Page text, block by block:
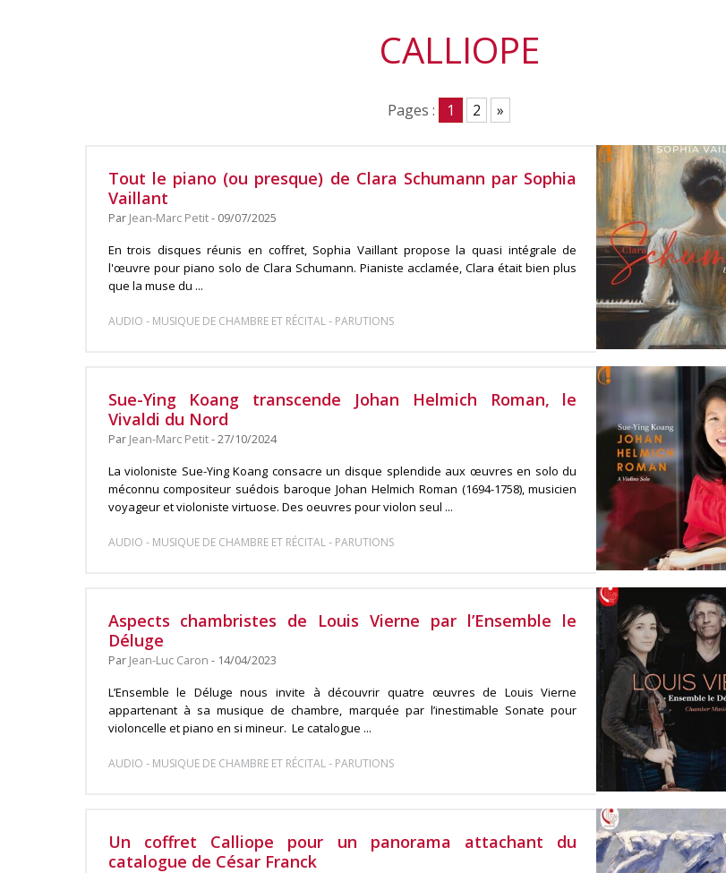
CALLIOPE
Pages : 1 2 »
Tout le piano (ou presque) de Clara Schumann par Sophia
Vaillant
Par Jean-Marc Petit- 09/07/2025
En trois disques réunis en coffret, Sophia Vaillant propose la quasi intégrale de
l'œuvre pour piano solo de Clara Schumann. Pianiste acclamée, Clara était bien plus
que la muse du ...
AUDIO - MUSIQUE DE CHAMBRE ET RÉCITAL- PARUTIONS
Sue-Ying Koang transcende Johan Helmich Roman, le
Vivaldi du Nord
Par Jean-Marc Petit- 27/10/2024
La violoniste Sue-Ying Koang consacre un disque splendide aux œuvres en solo du
méconnu compositeur suédois baroque Johan Helmich Roman (1694-1758), musicien
voyageur et violoniste virtuose. Des oeuvres pour violon seul ...
AUDIO - MUSIQUE DE CHAMBRE ET RÉCITAL- PARUTIONS
Aspects chambristes de Louis Vierne par l’Ensemble le
Déluge
Par Jean-Luc Caron - 14/04/2023
L’Ensemble le Déluge nous invite à découvrir quatre œuvres de Louis Vierne
appartenant à sa musique de chambre, marquée par l’inestimable Sonate pour
violoncelle et piano en si mineur. Le catalogue ...
AUDIO - MUSIQUE DE CHAMBRE ET RÉCITAL- PARUTIONS
Un coffret Calliope pour un panorama attachant du
catalogue de César Franck